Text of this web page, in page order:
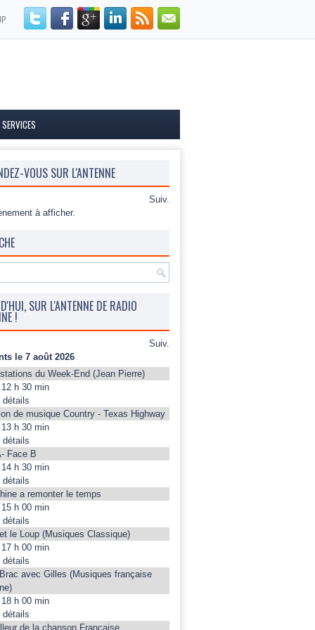
VOUS SUR L'ANTENNE
Suiv.
à afficher.
SUR L'ANTENNE DE RADIO
!
Suiv.
le 7 août 2026
du Week-End (Jean Pierre)
12 h 30 min
détails
de musique Country - Texas Highway
13 h 30 min
détails
Face B
14 h 30 min
détails
a remonter le temps
15 h 00 min
détails
le Loup (Musiques Classique)
17 h 00 min
détails
avec Gilles (Musiques française
18 h 00 min
détails
de la chanson Française